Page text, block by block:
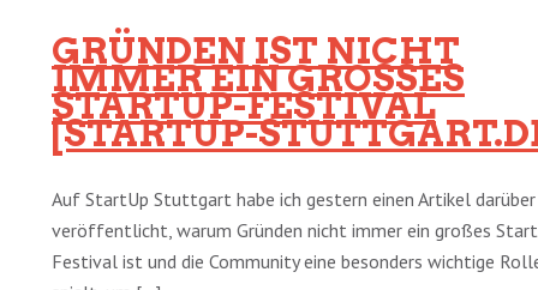
GRÜNDEN IST NICHT
IMMER EIN GROSSES S
TARTUP-FESTIVAL [
STARTUP-
Auf StartUp Stuttgart habe ich gestern einen Artikel darüber
veröffentlicht, warum Gründen nicht immer ein großes
Festival ist und die Community eine besonders wichtige